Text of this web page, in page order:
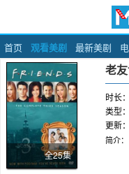
首页 观看美剧 最新美剧
全25集
老
时长：
类型：
更新：
简介：